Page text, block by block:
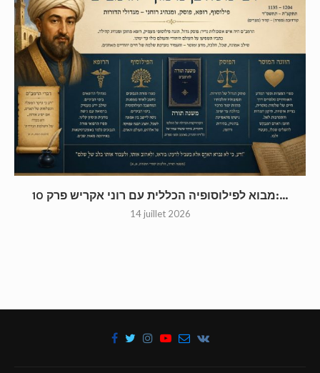
מבוא לפילוסופיה הכללית עם רוני אקריש פרק 10:...
14 juillet 2026